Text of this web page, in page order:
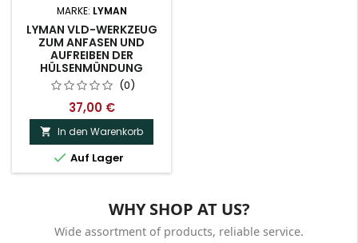
MARKE: LYMAN
LYMAN VLD-WERKZEUG
ZUM ANFASEN UND
AUFREIBEN DER
HÜLSENMÜNDUNG
(0)
37,00 €
 In den Warenkorb
 Auf Lager
WHY SHOP AT US?
Wide assortment of products, reliable service.